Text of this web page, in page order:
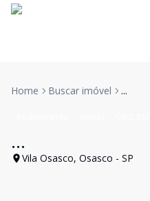
Home Buscar imóvel ...
...
Vila Osasco, Osasco - SP